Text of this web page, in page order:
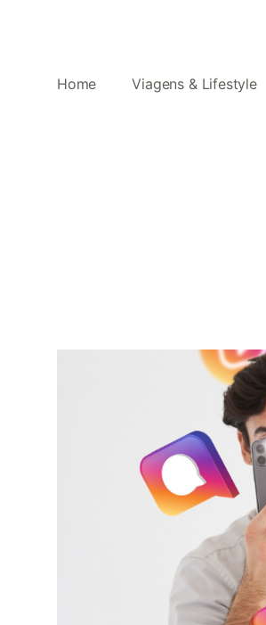
Home Viagens & Lifestyle